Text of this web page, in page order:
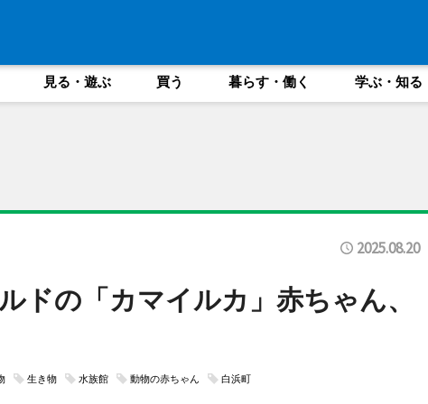
見る・遊ぶ 買う 暮らす・働く 学ぶ・知る
2025.08.20
ドの「カマイルカ」赤ちゃん、
生き物 水族館 動物の赤ちゃん 白浜町